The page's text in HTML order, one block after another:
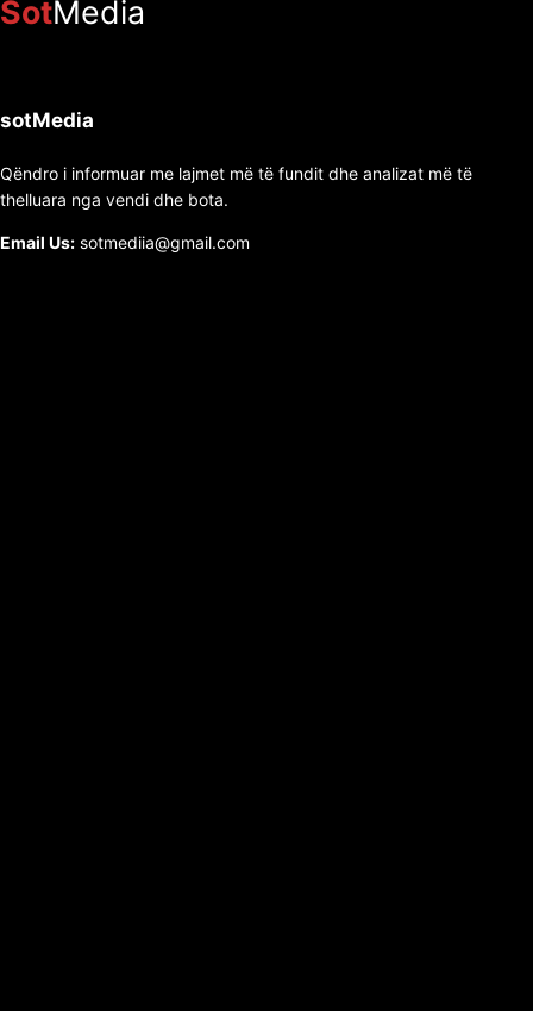
SotMedia
sotMedia
Qëndro i informuar me lajmet më të fundit dhe analizat më të
thelluara nga vendi dhe bota.
Email Us: sotmediia@gmail.com